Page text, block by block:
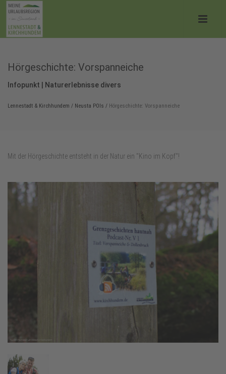
Hörgeschichte: Vorspanneiche
Infopunkt | Naturerlebnisse divers
Lennestadt & Kirchhundem / Neusta POIs / Hörgeschichte: Vorspanneiche
Mit der Hörgeschichte entsteht in der Natur ein "Kino im Kopf"!